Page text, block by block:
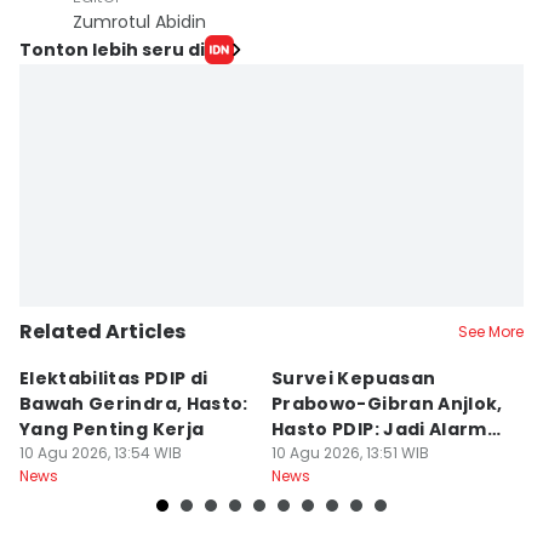
Zumrotul Abidin
Tonton lebih seru di
Related Articles See More
Elektabilitas PDIP di
Bawah Gerindra, Hasto:
Yang Penting Kerja
10 Agu 2026, 13:54 WIB
News
Survei Kepuasan
Prabowo-Gibran Anjlok,
Hasto PDIP: Jadi Alarm
Koreksi
10 Agu 2026, 13:51 WIB
News